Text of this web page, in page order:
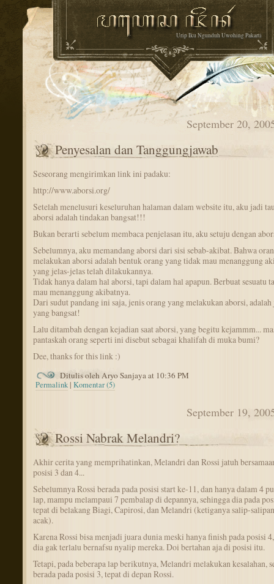
Urip Iku Ngunduh Uwohing Pakarti
September 20,
Penyesalan dan Tanggungjawab
Seseorang mengirimkan link ini padaku:
http://www.aborsi.org/
Setelah menelusuri keseluruhan halaman dalam website itu, aku jadi
aborsi adalah tindakan bangsat!!!
Bukan berarti sebelum membaca penjelasan itu, aku setuju dengan
Sebelumnya, aku memandang aborsi dari sisi sebab-akibat. Bahwa
melakukan aborsi adalah bentuk orang yang tidak mau menanggung
yang jelas-jelas telah dilakukannya.
Tidak hanya dalam hal aborsi, tapi dalam hal apapun. Berbuat sesuatu
mau menanggung akibatnya.
Dari sudut pandang ini saja, jenis orang yang melakukan aborsi, adalah
yang bangsat!
Lalu ditambah dengan kejadian saat aborsi, yang begitu kejammm...
pantaskah orang seperti ini disebut sebagai khalifah di muka bumi?
Dee, thanks for this link :)
Ditulis oleh Aryo Sanjaya at 10:36 PM
Permalink |Komentar (5)
September 19,
Rossi Nabrak Melandri?
Akhir cerita yang memprihatinkan, Melandri dan Rossi jatuh
posisi 3 dan 4...
Sebelumnya Rossi berada pada posisi start ke-11, dan hanya dalam 4
lap, mampu melampaui 7 pembalap di depannya, sehingga dia pada
tepat di belakang Biagi, Capirosi, dan Melandri (ketiganya salip-
acak).
Karena Rossi bisa menjadi juara dunia meski hanya finish pada posisi
dia gak terlalu bernafsu nyalip mereka. Doi bertahan aja di posisi itu.
Tetapi, pada beberapa lap berikutnya, Melandri melakukan kesalahan,
berada pada posisi 3, tepat di depan Rossi.